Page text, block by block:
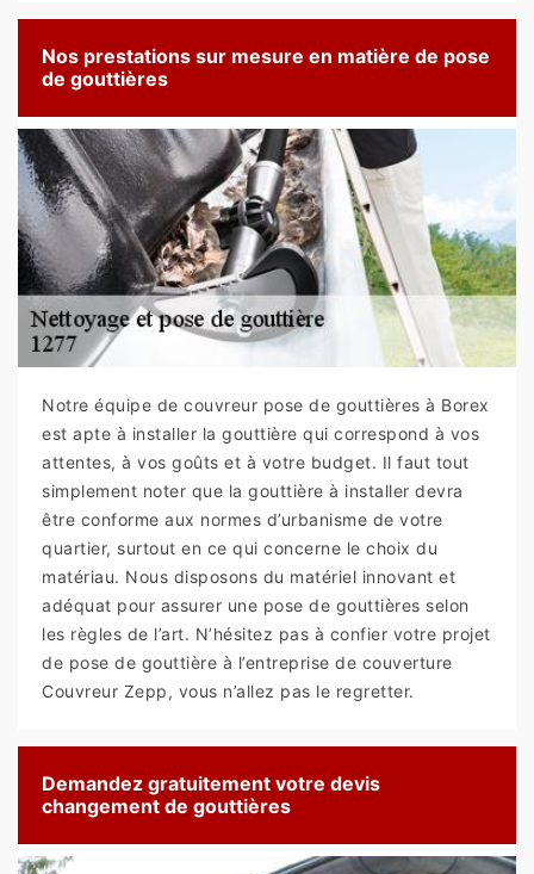
Nos prestations sur mesure en matière de pose
de gouttières
Notre équipe de couvreur pose de gouttières à Borex
est apte à installer la gouttière qui correspond à vos
attentes, à vos goûts et à votre budget. Il faut tout
simplement noter que la gouttière à installer devra
être conforme aux normes d’urbanisme de votre
quartier, surtout en ce qui concerne le choix du
matériau. Nous disposons du matériel innovant et
adéquat pour assurer une pose de gouttières selon
les règles de l’art. N’hésitez pas à confier votre projet
de pose de gouttière à l’entreprise de couverture
Couvreur Zepp, vous n’allez pas le regretter.
Demandez gratuitement votre devis
changement de gouttières